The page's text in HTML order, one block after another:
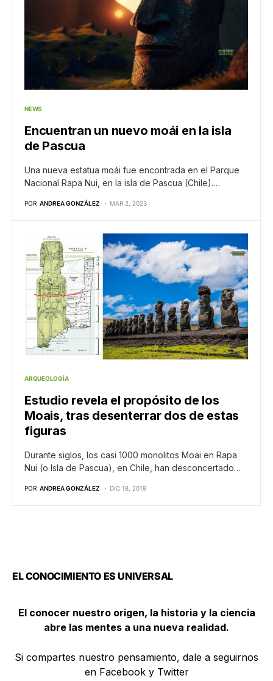
NEWS
Encuentran un nuevo moái en la isla
de Pascua
Una nueva estatua moái fue encontrada en el Parque
Nacional Rapa Nui, en la isla de Pascua (Chile).…
POR ANDREA GONZÁLEZ MAR 2, 2023
ARQUEOLOGÍA
Estudio revela el propósito de los
Moais, tras desenterrar dos de estas
figuras
Durante siglos, los casi 1000 monolitos Moai en Rapa
Nui (o Isla de Pascua), en Chile, han desconcertado…
POR ANDREA GONZÁLEZ DIC 18, 2019
EL CONOCIMIENTO ES UNIVERSAL
El conocer nuestro origen, la historia y la ciencia
abre las mentes a una nueva realidad.
Si compartes nuestro pensamiento, dale a seguirnos
en Facebook y Twitter